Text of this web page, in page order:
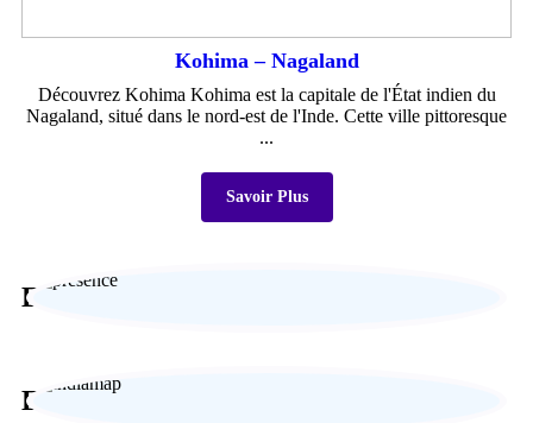
Kohima – Nagaland
Découvrez Kohima Kohima est la capitale de l'État indien du
Nagaland, situé dans le nord-est de l'Inde. Cette ville pittoresque
...
Savoir Plus
Expertise locale
Expérience sur-mesure